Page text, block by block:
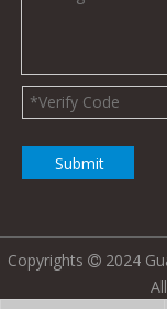
Submit
Copyrights  2024